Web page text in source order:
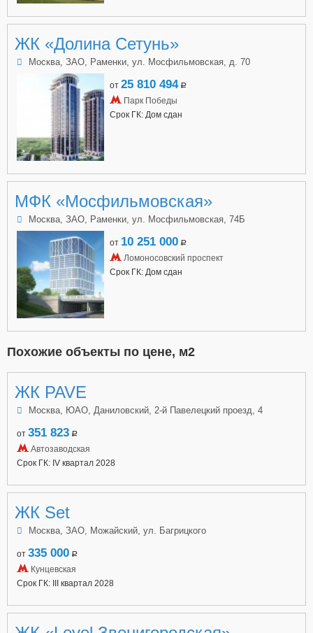
ЖК «Долина Сетунь»
Москва, ЗАО, Раменки, ул. Мосфильмовская, д. 70
от 25 810 494 a
Парк Победы
Срок ГК: Дом сдан
МФК «Мосфильмовская»
Москва, ЗАО, Раменки, ул. Мосфильмовская, 74Б
от 10 251 000 a
Ломоносовский проспект
Срок ГК: Дом сдан
Похожие объекты по цене, м2
ЖК PAVE
Москва, ЮАО, Даниловский, 2-й Павелецкий проезд, 4
от 351 823 a
Автозаводская
Срок ГК: IV квартал 2028
ЖК Set
Москва, ЗАО, Можайский, ул. Багрицкого
от 335 000 a
Кунцевская
Срок ГК: III квартал 2028